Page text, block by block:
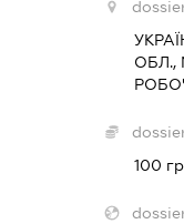
ОБЛ.,
100